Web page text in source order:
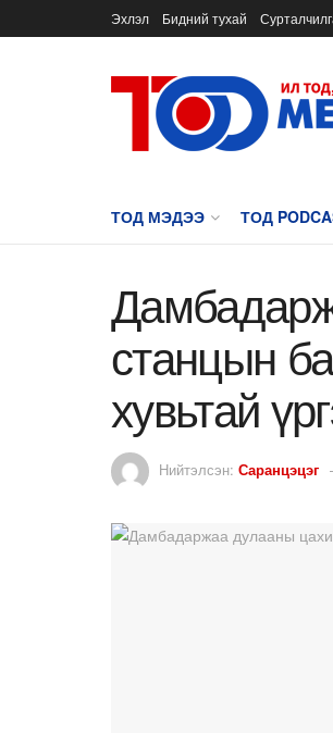
Эхлэл Бидний тухай
ТОД МЭДЭЭ ТОД
станцын
хувьтай
Нийтэлсэн: Саранцэцэг